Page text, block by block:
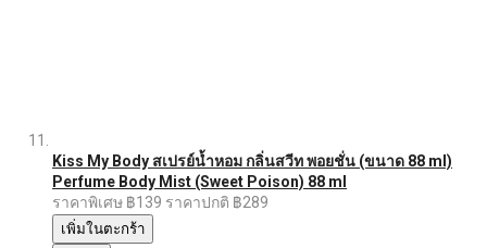
Kiss My Body สเปรย์น้ำหอม กลิ่นสวีท พอยชั่น (ขนาด 88 ml)
Perfume Body Mist (Sweet Poison) 88 ml
ราคาพิเศษ ฿139 ราคาปกติ ฿289
เพิ่มในตะกร้า